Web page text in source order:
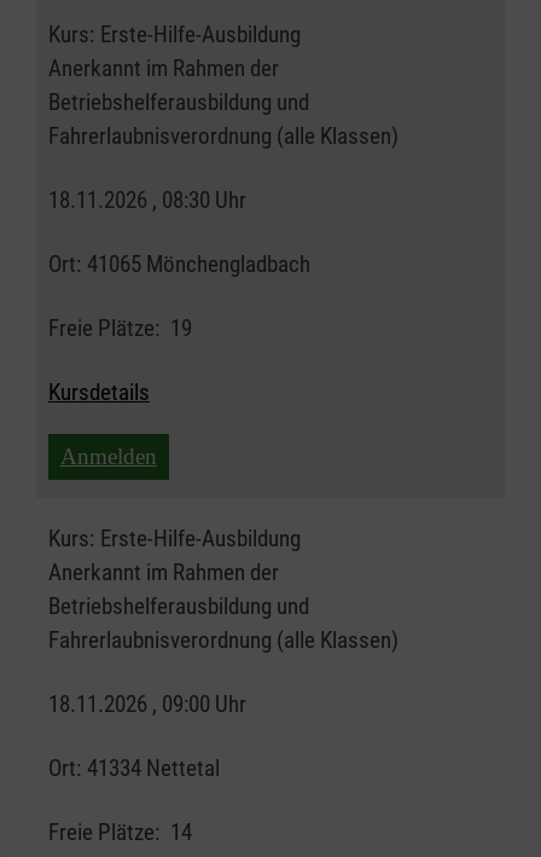
Kurs: Erste-Hilfe-Ausbildung
Anerkannt im Rahmen der
Betriebshelferausbildung und
Fahrerlaubnisverordnung (alle Klassen)
18.11.2026 , 08:30 Uhr
Ort: 41065 Mönchengladbach
Freie Plätze: 19
Kursdetails
Anmelden
Kurs: Erste-Hilfe-Ausbildung
Anerkannt im Rahmen der
Betriebshelferausbildung und
Fahrerlaubnisverordnung (alle Klassen)
18.11.2026 , 09:00 Uhr
Ort: 41334 Nettetal
Freie Plätze: 14